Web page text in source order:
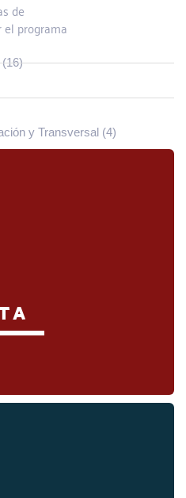
de
programa
y Transversal (4)